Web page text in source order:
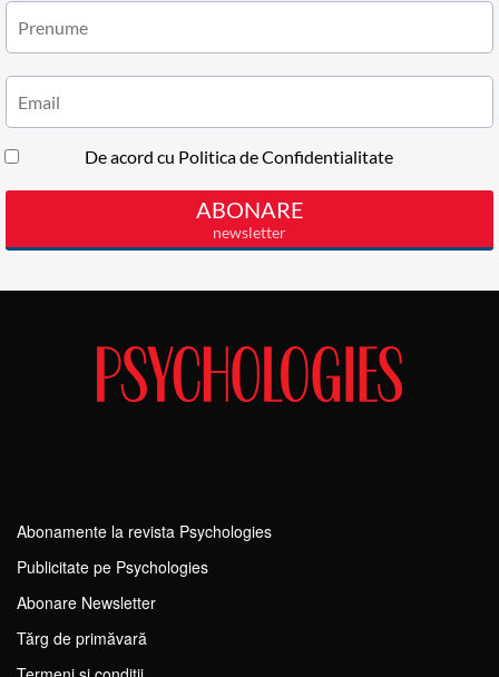
Abonamente la revista Psychologies
Publicitate pe Psychologies
Abonare Newsletter
Tărg de primăvară